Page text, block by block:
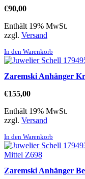
€90,00
Enthält 19% MwSt.
zzgl. Versand
In den Warenkorb
Zaremski Anhänger
€155,00
Enthält 19% MwSt.
zzgl. Versand
In den Warenkorb
Zaremski Anhänger